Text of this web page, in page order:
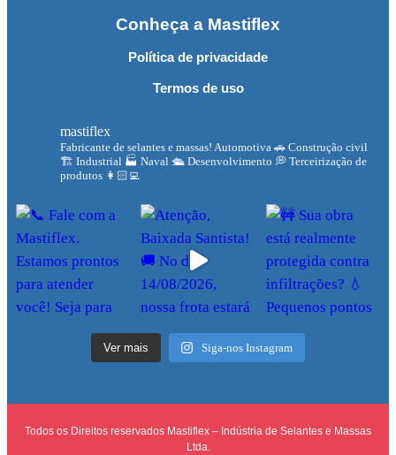
Conheça a Mastiflex
Política de privacidade
Termos de uso
mastiflex
Fabricante de selantes e massas! Automotiva 🚗 Construção civil
🏗 Industrial 🏭 Naval 🛳 Desenvolvimento 💭 Terceirização de
produtos 👩🏻‍💻
Ver mais Siga-nos Instagram
Todos os Direitos reservados Mastiflex – Indústria de Selantes e Massas
Ltda.